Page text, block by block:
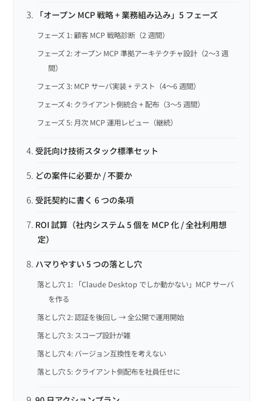
「オープン MCP 戦略 + 業務組み込み」5 フェーズ
フェーズ 1: 顧客 MCP 戦略診断（2 週間）
フェーズ 2: オープン MCP 準拠アーキテクチャ設計（2〜3 週
間）
フェーズ 3: MCP サーバ実装 + テスト（4〜6 週間）
フェーズ 4: クライアント側統合 + 配布（3〜5 週間）
フェーズ 5: 月次 MCP 運用レビュー（継続）
受託向け技術スタック標準セット
どの案件に必要か / 不要か
受託契約に書く 6 つの条項
ROI 試算（社内システム 5 個を MCP 化 / 全社利用想
定）
ハマりやすい 5 つの落とし穴
落とし穴 1: 「Claude Desktop でしか動かない」MCP サーバ
を作る
落とし穴 2: 認証を後回し → 全公開で運用開始
落とし穴 3: スコープ設計が雑
落とし穴 4: バージョン互換性を考えない
落とし穴 5: クライアント側配布を社員任せに